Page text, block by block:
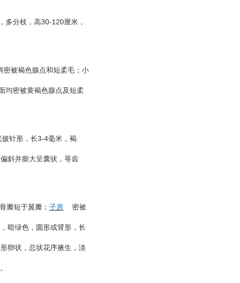
多分枝，高30-120厘米，
密被褐色腺点和短柔毛；小
均密被黄褐色腺点及短柔
针形，长3-4毫米，褐
斜并膨大呈囊状，萼齿
瓣短于翼瓣； 子房 密被
，暗绿色，圆形或肾形，长
卵状，总状花序腋生，淡